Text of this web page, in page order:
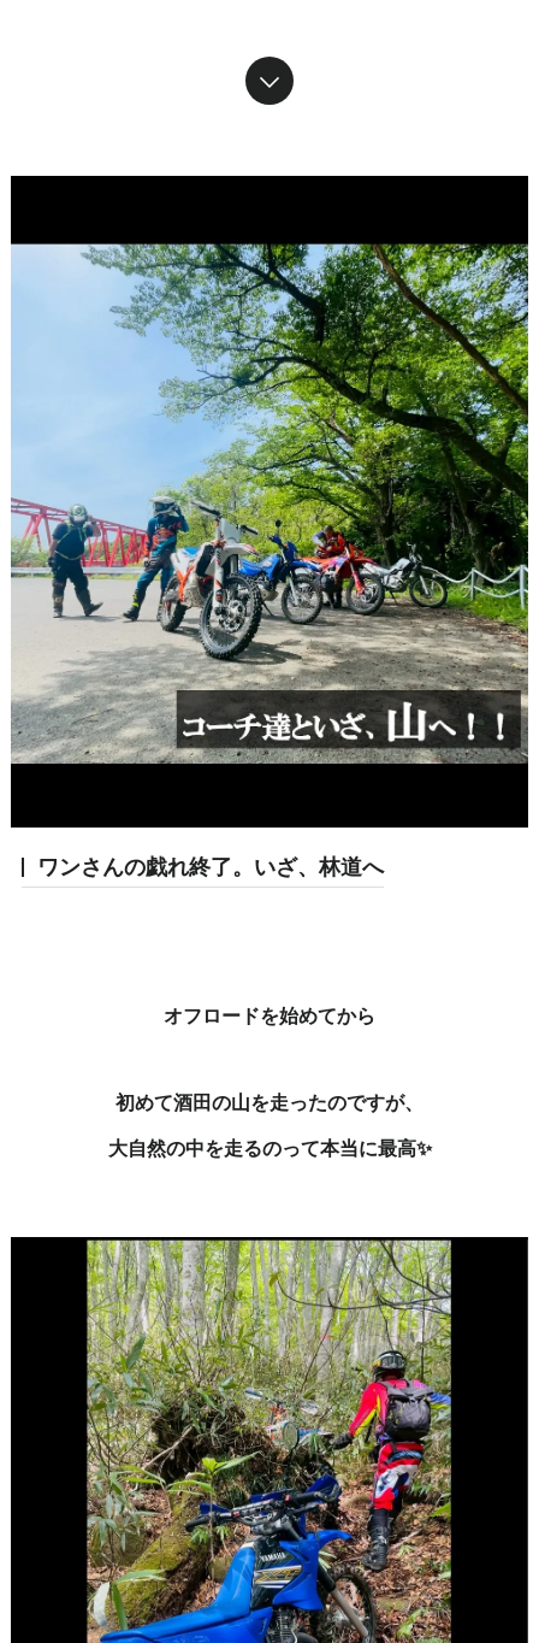
ワンさんの戯れ終了。いざ、林道へ
オフロードを始めてから
初めて酒田の山を走ったのですが、
大自然の中を走るのって本当に最高✨